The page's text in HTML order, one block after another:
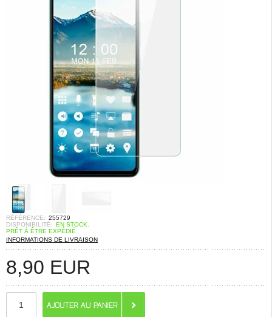
RÉFÉRENCE: 255729
DISPONIBILITÉ: EN STOCK.
PRÊT À ÊTRE EXPÉDIÉ
INFORMATIONS DE LIVRAISON
8,90 EUR